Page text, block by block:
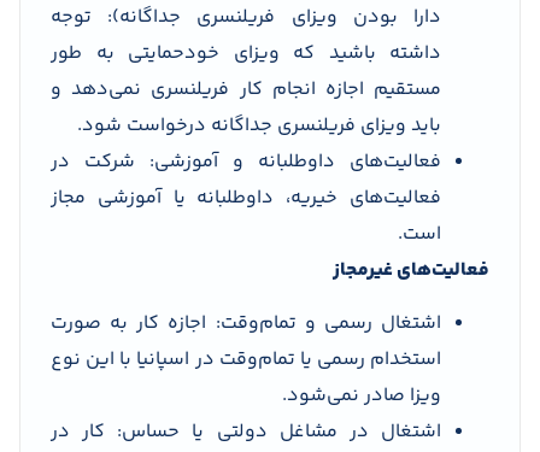
دارا بودن ویزای فریلنسری جداگانه): توجه
داشته باشید که ویزای خودحمایتی به طور
مستقیم اجازه انجام کار فریلنسری نمی‌دهد و
باید ویزای فریلنسری جداگانه درخواست شود.
فعالیت‌های داوطلبانه و آموزشی: شرکت در
فعالیت‌های خیریه، داوطلبانه یا آموزشی مجاز
است.
فعالیت‌های غیرمجاز
اشتغال رسمی و تمام‌وقت: اجازه کار به صورت
استخدام رسمی یا تمام‌وقت در اسپانیا با این نوع
ویزا صادر نمی‌شود.
اشتغال در مشاغل دولتی یا حساس: کار در